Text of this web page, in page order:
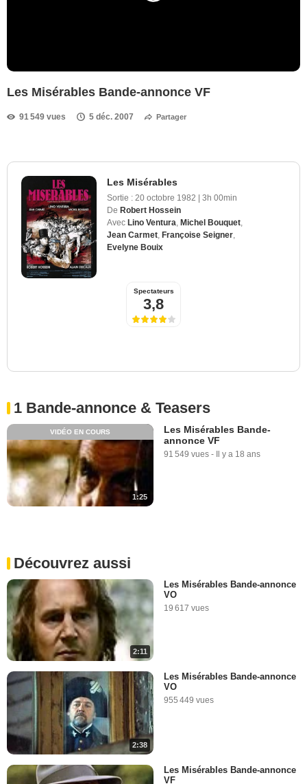
Les Misérables Bande-annonce VF
91 549 vues 5 déc. 2007 Partager
Les Misérables
Sortie : 20 octobre 1982 | 3h 00min
De Robert Hossein
Avec Lino Ventura Michel Bouquet
Jean Carmet Françoise Seigner
Evelyne Bouix
Spectateurs
3,8
1 Bande-annonce & Teasers
1:25
VIDÉO EN COURS
Les Misérables Bande-
annonce VF
91 549 vues - Il y a 18 ans
Découvrez aussi
2:11
Les Misérables Bande-annonce
VO
19 617 vues
2:38
Les Misérables Bande-annonce
VO
955 449 vues
Les Misérables Bande-annonce
VF